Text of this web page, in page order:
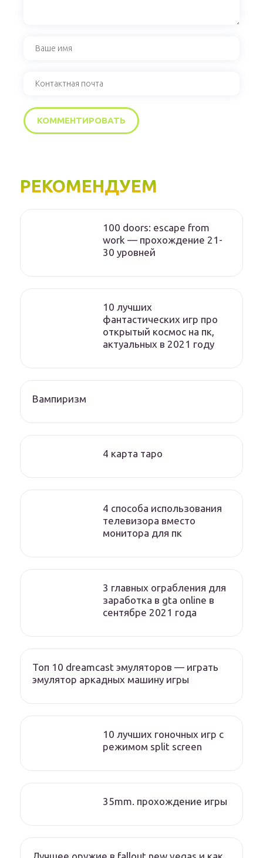
РЕКОМЕНДУЕМ
100 doors: escape from
work — прохождение 21-
30 уровней
10 лучших
фантастических игр про
открытый космос на пк,
актуальных в 2021 году
Вампиризм
4 карта таро
4 способа использования
телевизора вместо
монитора для пк
3 главных ограбления для
заработка в gta online в
сентябре 2021 года
Топ 10 dreamcast эмуляторов — играть
эмулятор аркадных машину игры
10 лучших гоночных игр c
режимом split screen
35mm. прохождение игры